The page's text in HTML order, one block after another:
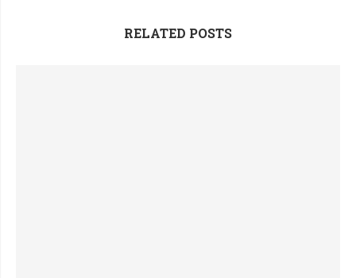
RELATED POSTS